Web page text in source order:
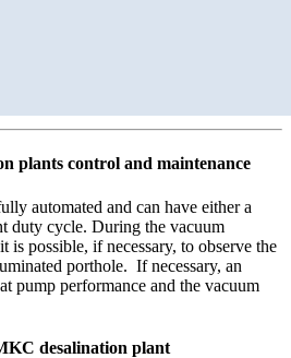
plants control and maintenance
automated and can have either a
duty cycle. During the vacuum
is possible, if necessary, to observe the
porthole. If necessary, an
pump performance and the vacuum
desalination plant